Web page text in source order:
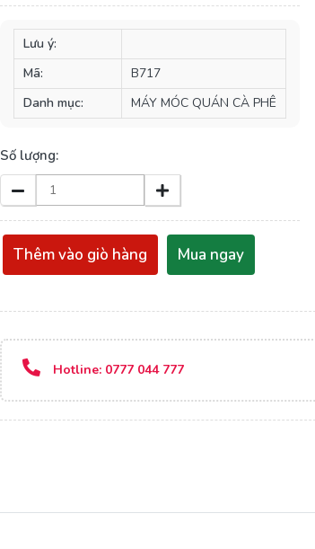
Lưu ý:
Mã:
B717
Danh mục:
MÁY MÓC QUÁN CÀ PHÊ
Số lượng:
Thêm vào giò hàng Mua ngay
Hotline: 0777 044 777